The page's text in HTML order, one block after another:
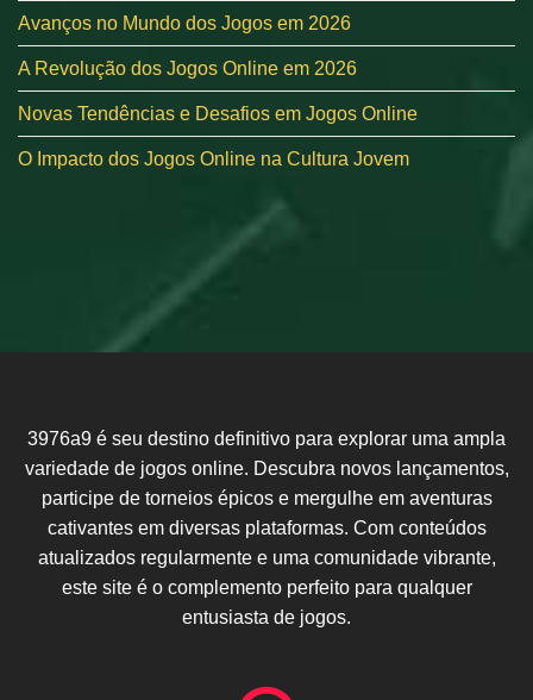
Avanços no Mundo dos Jogos em 2026
A Revolução dos Jogos Online em 2026
Novas Tendências e Desafios em Jogos Online
O Impacto dos Jogos Online na Cultura Jovem
3976a9 é seu destino definitivo para explorar uma ampla
variedade de jogos online. Descubra novos lançamentos,
participe de torneios épicos e mergulhe em aventuras
cativantes em diversas plataformas. Com conteúdos
atualizados regularmente e uma comunidade vibrante,
este site é o complemento perfeito para qualquer
entusiasta de jogos.